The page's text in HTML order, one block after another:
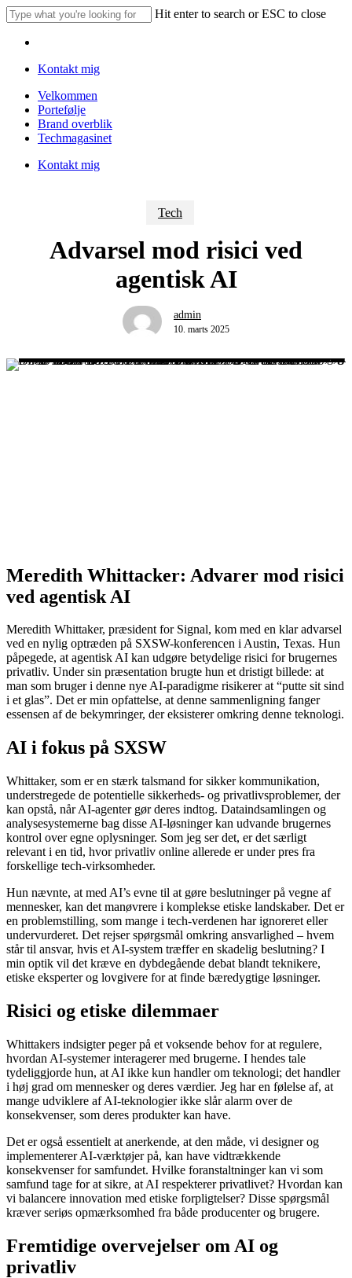
Skip
to
main
Hit enter to search or ESC to close
Search
Kontakt mig
Menu
Velkommen
Portefølje
Brand overblik
Techmagasinet
Kontakt mig
Tech
Advarsel mod risici ved
agentisk AI
admin
10. marts 2025
Meredith Whittacker: Advarer mod risici
ved agentisk AI
Meredith Whittaker, præsident for Signal, kom med en klar advarsel
ved en nylig optræden på SXSW-konferencen i Austin, Texas. Hun
påpegede, at agentisk AI kan udgøre betydelige risici for brugernes
privatliv. Under sin præsentation brugte hun et dristigt billede: at
man som bruger i denne nye AI-paradigme risikerer at “putte sit sind
i et glas”. Det er min opfattelse, at denne sammenligning fanger
essensen af de bekymringer, der eksisterer omkring denne teknologi.
AI i fokus på SXSW
Whittaker, som er en stærk talsmand for sikker kommunikation,
understregede de potentielle sikkerheds- og privatlivsproblemer, der
kan opstå, når AI-agenter gør deres indtog. Dataindsamlingen og
analysesystemerne bag disse AI-løsninger kan udvande brugernes
kontrol over egne oplysninger. Som jeg ser det, er det særligt
relevant i en tid, hvor privatliv online allerede er under pres fra
forskellige tech-virksomheder.
Hun nævnte, at med AI’s evne til at gøre beslutninger på vegne af
mennesker, kan det manøvrere i komplekse etiske landskaber. Det er
en problemstilling, som mange i tech-verdenen har ignoreret eller
undervurderet. Det rejser spørgsmål omkring ansvarlighed – hvem
står til ansvar, hvis et AI-system træffer en skadelig beslutning? I
min optik vil det kræve en dybdegående debat blandt teknikere,
etiske eksperter og lovgivere for at finde bæredygtige løsninger.
Risici og etiske dilemmaer
Whittakers indsigter peger på et voksende behov for at regulere,
hvordan AI-systemer interagerer med brugerne. I hendes tale
tydeliggjorde hun, at AI ikke kun handler om teknologi; det handler
i høj grad om mennesker og deres værdier. Jeg har en følelse af, at
mange udviklere af AI-teknologier ikke slår alarm over de
konsekvenser, som deres produkter kan have.
Det er også essentielt at anerkende, at den måde, vi designer og
implementerer AI-værktøjer på, kan have vidtrækkende
konsekvenser for samfundet. Hvilke foranstaltninger kan vi som
samfund tage for at sikre, at AI respekterer privatlivet? Hvordan kan
vi balancere innovation med etiske forpligtelser? Disse spørgsmål
kræver seriøs opmærksomhed fra både producenter og brugere.
Fremtidige overvejelser om AI og
privatliv